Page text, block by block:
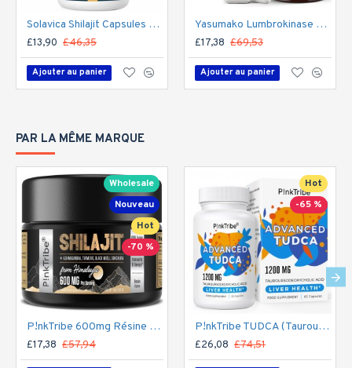
Solavica Shilajit Capsules avec Ashwagandha, 1300mg par portion 60 Capsules
£13,90 £46,35
Ajouter au panier
Yasumako Lumbrokinase + Nattokinase & Levure de Riz Rouge – Soutien Puissant pour le Système Cardiovasculaire – 60 Gélules
£17,38 £69,53
Ajouter au panier
PAR LA MÊME MARQUE
Nouveau
Hot
Wholesale
-70 %
P!nkTribe 600mg Résine de Shilajit de l'Himalaya avec plantes ayurvédiques - 30g
£17,38 £57,94
Hot
-65 %
P!nkTribe TUDCA (Tauroursodeoxycholic Acid) Supplément de Soutien au Foie 1200mg par Portion 60 Capsules
£26,08 £74,51